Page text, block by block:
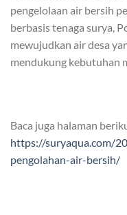
pengelolaan air bersih
berbasis tenaga surya,
mewujudkan air desa
mendukung kebutuhan
Baca juga halaman
https://suryaqua.com/
pengolahan-air-bersih/